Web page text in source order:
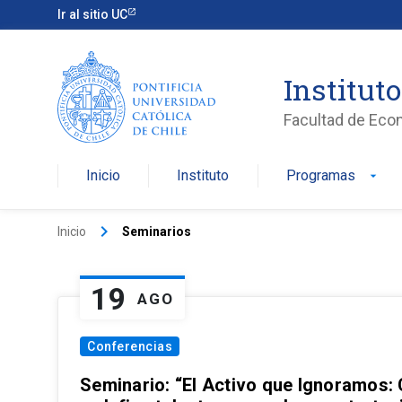
Ir al sitio UC
Facultad de
Inicio Instituto Programas arrow_drop_down
Inicio keyboard_arrow_right Seminarios
19 AGO
Conferencias
Seminario: “El Activo que